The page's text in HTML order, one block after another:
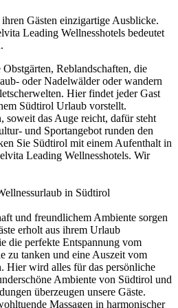
Gästen einzigartige Ausblicke.
Leading Wellnesshotels bedeutet
Reblandschaften, die
oder Nadelwälder oder wandern
Hier findet jeder Gast
Südtirol Urlaub vorstellt.
soweit das Auge reicht, dafür steht
und Sportangebot runden den
Sie Südtirol mit einem Aufenthalt in
Leading Wellnesshotels. Wir
in Südtirol
und freundlichem Ambiente sorgen
erholt aus ihrem Urlaub
die perfekte Entspannung vom
zu tanken und eine Auszeit vom
Hier wird alles für das persönliche
Ambiente von Südtirol und
überzeugen unsere Gäste.
Massagen in harmonischer